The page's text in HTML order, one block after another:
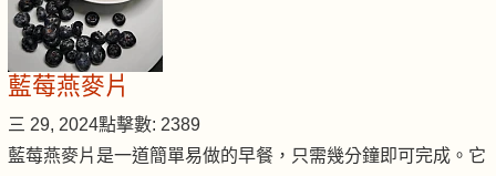
藍莓燕麥片
三 29, 2024點擊數: 2389
藍莓燕麥片是一道簡單易做的早餐，只需幾分鐘即可完成。它